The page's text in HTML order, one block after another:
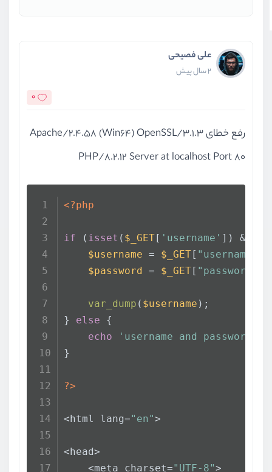
//static.roocket.ir/
علی فصیحی
2 سال پیش
0
رفع خطای Apache/2.4.58 (Win64) OpenSSL/3.1.3
PHP/8.2.12 Server at localhost Port 80
<?php
if ( isset ( $_GET[ 'username' ]) &&
$username = $_GET[ "username"
$password = $_GET[ "password"
var_dump ( $username );
} else {
echo
'username and password
}
?>
<html lang="en">
<head>
    <meta charset=
"UTF-8">